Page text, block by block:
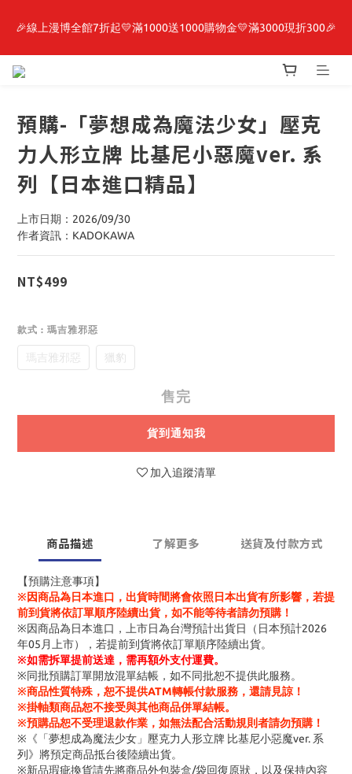
最新開賣🔥「全知讀者視角」 周邊商品
🎉線上漫博全館7折起💛滿1000送1000購物金💛滿3000現折300🎉
【抽籤堂】 影之強者、你又被殺了呢，偵探大人、約會大作戰、
最新開賣🔥「全知讀者視角」 周邊商品
預購-「夢想成為魔法少女」壓克
力人形立牌 比基尼小惡魔ver. 系
列【日本進口精品】
上市日期：2026/09/30
作者資訊：KADOKAWA
NT$499
款式 : 瑪吉雅邪惡
瑪吉雅邪惡 獵豹
售完
貨到通知我
加入追蹤清單
商品描述 了解更多 送貨及付款方式
【預購注意事項】
※因商品為日本進口，出貨時間將會依照日本出貨有所影響，若提
前到貨將依訂單順序陸續出貨，如不能等待者請勿預購！
※因商品為日本進口，上市日為台灣預計出貨日（日本預計2026
年05月上市），若提前到貨將依訂單順序陸續出貨。
※如需拆單提前送達，需再額外支付運費。
※同批預購訂單開放混單結帳，如不同批恕不提供此服務。
※商品性質特殊，恕不提供ATM轉帳付款服務，還請見諒！
※掛軸類商品恕不接受與其他商品併單結帳。
※預購品恕不受理退款作業，如無法配合活動規則者請勿預購！
※《「夢想成為魔法少女」壓克力人形立牌 比基尼小惡魔ver. 系
列》將預定商品抵台後陸續出貨。
※新品瑕疵換貨請先將商品外包裝盒/袋回復原狀，以及保持內容